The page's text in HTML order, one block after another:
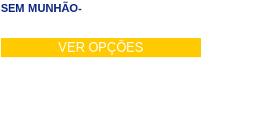
SEM MUNHÃO-
VER OPÇÕES